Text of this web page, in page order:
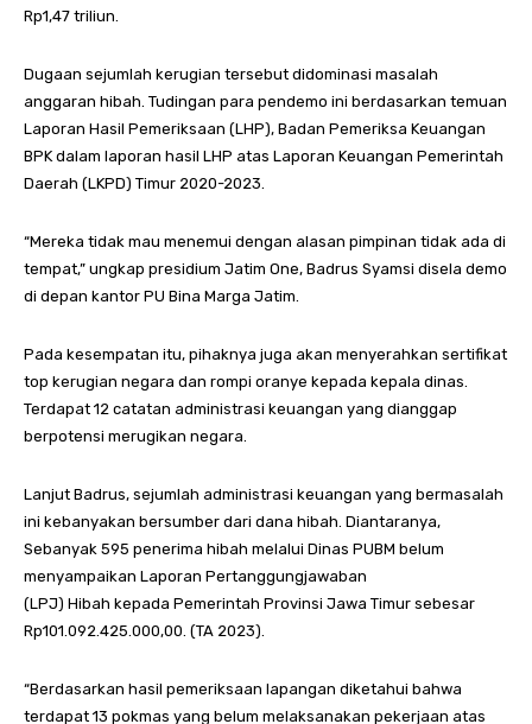
Rp1,47 triliun.
Dugaan sejumlah kerugian tersebut didominasi masalah
anggaran hibah. Tudingan para pendemo ini berdasarkan temuan
Laporan Hasil Pemeriksaan (LHP), Badan Pemeriksa Keuangan
BPK dalam laporan hasil LHP atas Laporan Keuangan Pemerintah
Daerah (LKPD) Timur 2020-2023.
“Mereka tidak mau menemui dengan alasan pimpinan tidak ada di
tempat,” ungkap presidium Jatim One, Badrus Syamsi disela demo
di depan kantor PU Bina Marga Jatim.
Pada kesempatan itu, pihaknya juga akan menyerahkan sertifikat
top kerugian negara dan rompi oranye kepada kepala dinas.
Terdapat 12 catatan administrasi keuangan yang dianggap
berpotensi merugikan negara.
Lanjut Badrus, sejumlah administrasi keuangan yang bermasalah
ini kebanyakan bersumber dari dana hibah. Diantaranya,
Sebanyak 595 penerima hibah melalui Dinas PUBM belum
menyampaikan Laporan Pertanggungjawaban
(LPJ) Hibah kepada Pemerintah Provinsi Jawa Timur sebesar
Rp101.092.425.000,00. (TA 2023).
“Berdasarkan hasil pemeriksaan lapangan diketahui bahwa
terdapat 13 pokmas yang belum melaksanakan pekerjaan atas